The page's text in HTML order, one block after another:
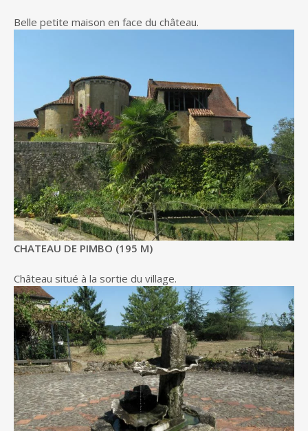
Belle petite maison en face du château.
CHATEAU DE PIMBO (195 M)
Château situé à la sortie du village.